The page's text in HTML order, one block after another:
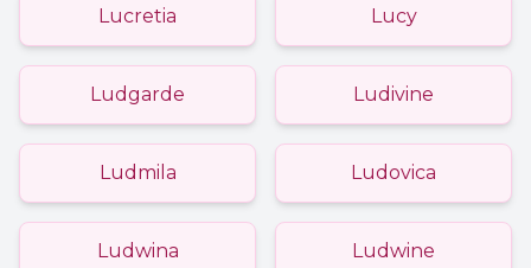
Lucretia Lucy
Ludgarde Ludivine
Ludmila Ludovica
Ludwina Ludwine